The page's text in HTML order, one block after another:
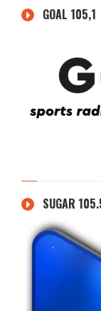
GOAL 105,1
SUGAR